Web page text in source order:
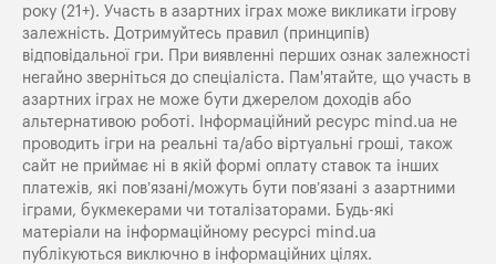
року (21+). Участь в азартних іграх може викликати ігрову
залежність. Дотримуйтесь правил (принципів)
відповідальної гри. При виявленні перших ознак залежності
негайно зверніться до спеціаліста. Пам'ятайте, що участь в
азартних іграх не може бути джерелом доходів або
альтернативою роботі. Інформаційний ресурс mind.ua не
проводить ігри на реальні та/або віртуальні гроші, також
сайт не приймає ні в якій формі оплату ставок та інших
платежів, які пов’язані/можуть бути пов’язані з азартними
іграми, букмекерами чи тоталізаторами. Будь-які
матеріали на інформаційному ресурсі mind.ua
публікуються виключно в інформаційних цілях.